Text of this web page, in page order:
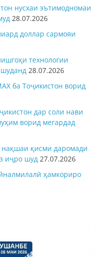
нусхаи эътимодномаи
28.07.2026
доллар сармояи
технологии
28.07.2026
ба Тоҷикистон ворид
дар соли нави
ворид мегардад
қисми даромади
иҷро шуд 27.07.2026
ҳамкориро